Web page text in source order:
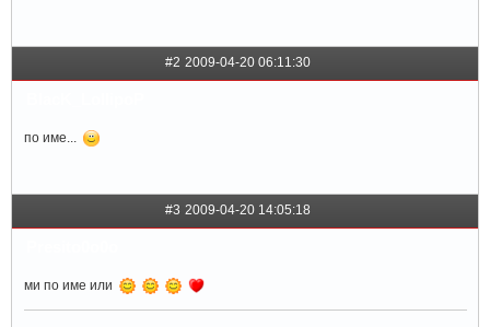
#2 2009-04-20 06:11:30
по име...
#3 2009-04-20 14:05:18
ми по име или